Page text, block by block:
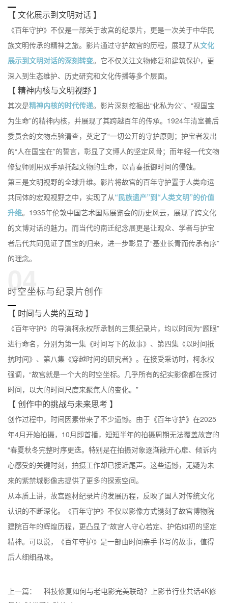
【 文化展示到文明对话 】
《百年守护》不仅是一部关于故宫的纪录片，更是一次关于中华民
族文明传承的精神之旅。影片通过守护故宫的历程，展现了从文化
展示到文明对话的深刻转变。它不仅关注文物修复和建筑保护，更
深入到生态维护、历史研究和文化传播等多个层面。
【 精神内核与文明视野 】
其次是精神内核的时代传递。影片深刻挖掘出“化私为公”、“视国宝
为生命”的精神内核，并展现了其跨越百年的传承。1924年清室善后
委员会的文物点验清查，奠定了“一切公开的守护原则；护宝者发出
的“人在国宝在”的誓言，彰显了文博人的坚定风骨；而年轻一代文物
修复师则用双手承托起文物的生命，以青春抵御时间的侵蚀。
第三是文明视野的全球升维。影片将故宫的百年守护置于人类命运
共同体的宏观视野之中，实现了从“民族遗产”到“人类文明”的价值
升维。1935年伦敦中国艺术国际展览会的历史风云，展现了跨文化
的文博对话的魅力。而当代的南迁纪念展更是让观众、学者与护宝
者后代共同见证了国宝的归来，进一步彰显了“基业长青而传承有序”
的理念。
04
时空坐标与纪录片创作
【 时间与人类的互动 】
《百年守护》的导演柯永权所承制的三集纪录片，均以时间为“题眼”
进行命名，分别为第一集《时间写下的故事》、第四集《以时间抵
抗时间》、第八集《穿越时间的研究者》。在接受采访时，柯永权
强调，“故宫就是一个大的时空坐标。几乎所有的纪实影像都在探讨
时间，以大的时间尺度来聚焦人的变化。”
【 创作中的挑战与未来思考 】
创作过程中，时间因素带来了不少遗憾。由于《百年守护》在2025
年4月开始拍摄，10月即首播，短短半年的拍摄周期无法覆盖故宫的
“春夏秋冬完整时序更迭。特别是在拍摄对象逐渐敞开心扉、倾诉内
心感受的关键时刻，拍摄工作却已接近尾声。这些遗憾，无疑为未
来的紫禁城影像志提供了更多的探索空间。
从本质上讲，故宫题材纪录片的发展历程，反映了国人对传统文化
认识的不断深化。《百年守护》不仅以影像方式镌刻了故宫博物院
建院百年的辉煌历程，更凸显了“故宫人守心若定、护佑如初的坚定
精神。可以说，《百年守护》是一部由时间亲手书写的故事，值得
后人细细品味。
上一篇：
科技修复如何与老电影完美联动？上影节行业共话4K修